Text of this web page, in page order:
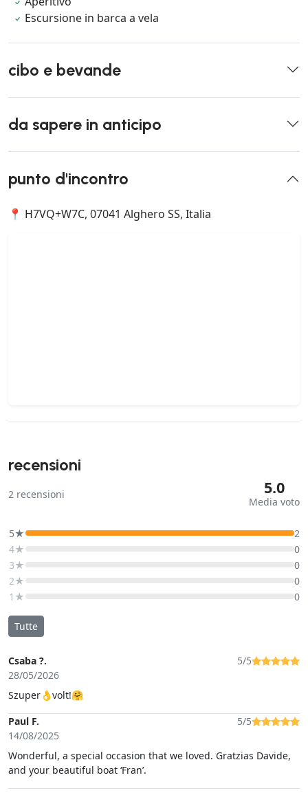
Escursione in barca a vela
cibo e bevande
da sapere in anticipo
punto d'incontro
📍 H7VQ+W7C, 07041 Alghero SS, Italia
recensioni
2 recensioni 5.0
Media voto
5★
2
4★
0
3★
0
2★
0
1★
0
Tutte
Csaba ?.
28/05/2026
5/5
Szuper👌volt!🤗
Paul F.
14/08/2025
5/5
Wonderful, a special occasion that we loved. Gratzias Davide,
and your beautiful boat ‘Fran’.